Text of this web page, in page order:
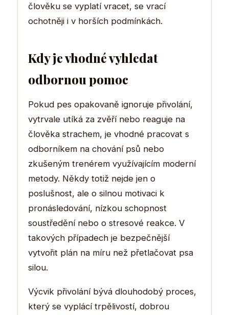
člověku se vyplatí vracet, se vrací
ochotněji i v horších podmínkách.
Kdy je vhodné vyhledat
odbornou pomoc
Pokud pes opakovaně ignoruje přivolání,
vytrvale utíká za zvěří nebo reaguje na
člověka strachem, je vhodné pracovat s
odborníkem na chování psů nebo
zkušeným trenérem využívajícím moderní
metody. Někdy totiž nejde jen o
poslušnost, ale o silnou motivaci k
pronásledování, nízkou schopnost
soustředění nebo o stresové reakce. V
takových případech je bezpečnější
vytvořit plán na míru než přetlačovat psa
silou.
Výcvik přivolání bývá dlouhodobý proces,
který se vyplácí trpělivostí, dobrou